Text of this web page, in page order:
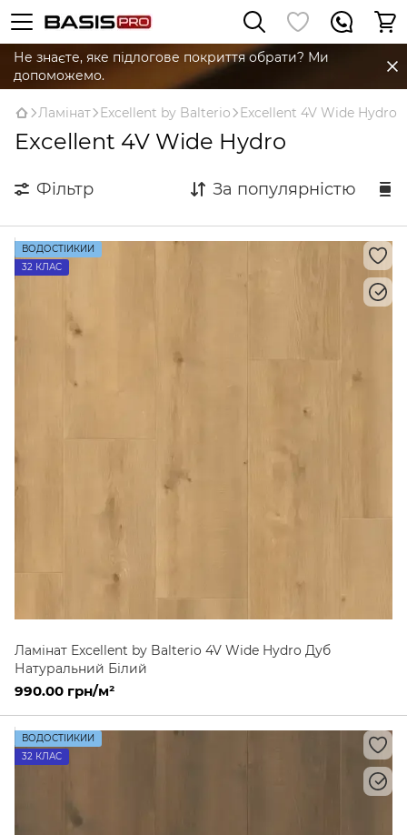
Не знаєте, яке підлогове покриття обрати? Ми
допоможемо.
Ламінат Excellent by Balterio Excellent 4V Wide Hydro
Excellent 4V Wide Hydro
Фільтр За популярністю
ВОДОСТІЙКИЙ
32 КЛАС
Ламінат Excellent by Balterio 4V Wide Hydro Дуб
Натуральний Білий
990.00 грн/м²
ВОДОСТІЙКИЙ
32 КЛАС